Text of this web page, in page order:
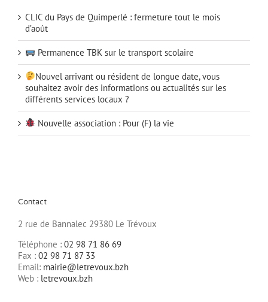
CLIC du Pays de Quimperlé : fermeture tout le mois
d’août
Permanence TBK sur le transport scolaire
Nouvel arrivant ou résident de longue date, vous
souhaitez avoir des informations ou actualités sur les
différents services locaux ?
Nouvelle association : Pour (F) la vie
Contact
2 rue de Bannalec 29380 Le Trévoux
Téléphone : 02 98 71 86 69
Fax : 02 98 71 87 33
Email: mairie@letrevoux.bzh
Web : letrevoux.bzh